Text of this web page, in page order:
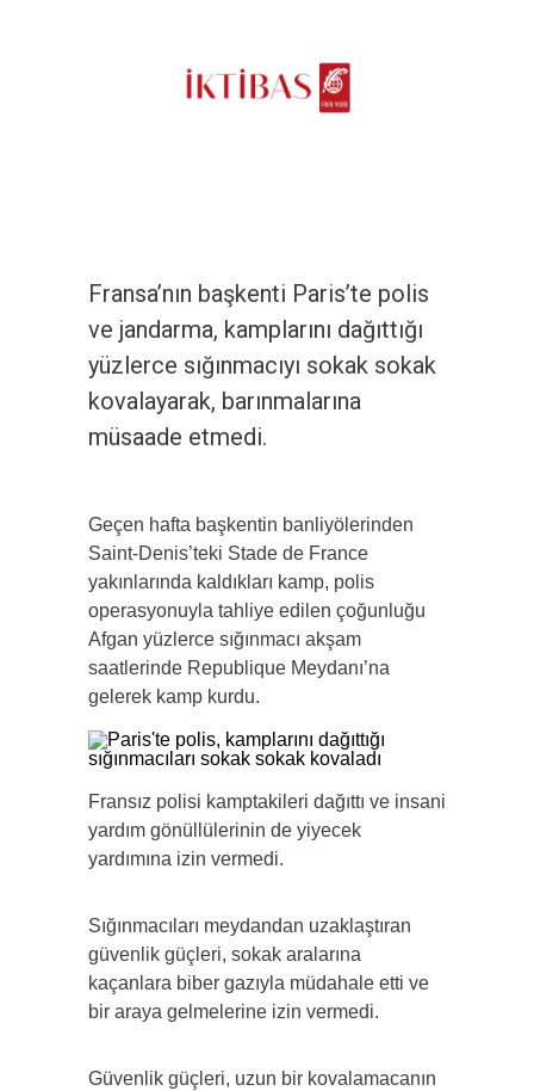
Fransa’nın başkenti Paris’te polis
ve jandarma, kamplarını dağıttığı
yüzlerce sığınmacıyı sokak sokak
kovalayarak, barınmalarına
müsaade etmedi.
Geçen hafta başkentin banliyölerinden
Saint-Denis’teki Stade de France
yakınlarında kaldıkları kamp, polis
operasyonuyla tahliye edilen çoğunluğu
Afgan yüzlerce sığınmacı akşam
saatlerinde Republique Meydanı’na
gelerek kamp kurdu.
Fransız polisi kamptakileri dağıttı ve insani
yardım gönüllülerinin de yiyecek
yardımına izin vermedi.
Sığınmacıları meydandan uzaklaştıran
güvenlik güçleri, sokak aralarına
kaçanlara biber gazıyla müdahale etti ve
bir araya gelmelerine izin vermedi.
Güvenlik güçleri, uzun bir kovalamacanın